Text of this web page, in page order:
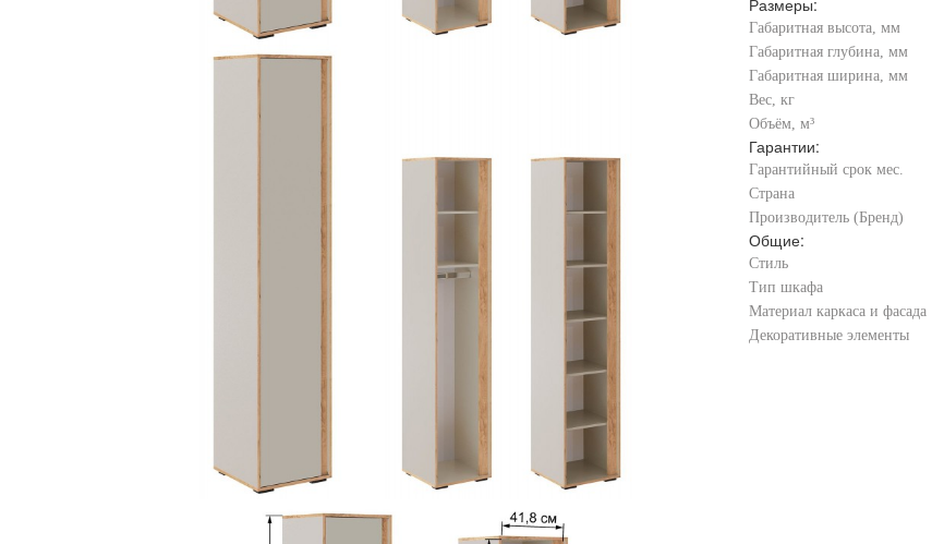
Размеры:
Габаритная высота, мм
Габаритная глубина, мм
Габаритная ширина, мм
Вес, кг
Объём, м³
Гарантии:
Гарантийный срок мес.
Страна
Производитель (Бренд)
Общие:
Стиль
Тип шкафа
Материал каркаса и фасада
Декоративные элементы